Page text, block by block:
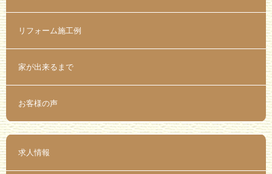
リフォーム施工例
家が出来るまで
お客様の声
求人情報